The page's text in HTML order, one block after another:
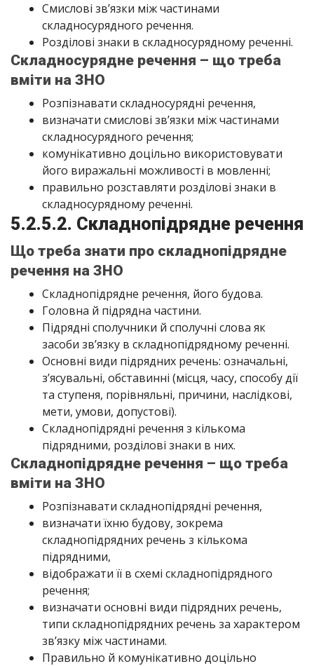
Смислові зв’язки між частинами
складносурядного речення.
Розділові знаки в складносурядному реченні.
Складносурядне речення – що треба
вміти на ЗНО
Розпізнавати складносурядні речення,
визначати смислові зв’язки між частинами
складносурядного речення;
комунікативно доцільно використовувати
його виражальні можливості в мовленні;
правильно розставляти розділові знаки в
складносурядному реченні.
5.2.5.2. Складнопідрядне речення
Що треба знати про складнопідрядне
речення на ЗНО
Складнопідрядне речення, його будова.
Головна й підрядна частини.
Підрядні сполучники й сполучні слова як
засоби зв’язку в складнопідрядному реченні.
Основні види підрядних речень: означальні,
з’ясувальні, обставинні (місця, часу, способу дії
та ступеня, порівняльні, причини, наслідкові,
мети, умови, допустові).
Складнопідрядні речення з кількома
підрядними, розділові знаки в них.
Складнопідрядне речення – що треба
вміти на ЗНО
Розпізнавати складнопідрядні речення,
визначати їхню будову, зокрема
складнопідрядних речень з кількома
підрядними,
відображати її в схемі складнопідрядного
речення;
визначати основні види підрядних речень,
типи складнопідрядних речень за характером
зв’язку між частинами.
Правильно й комунікативно доцільно